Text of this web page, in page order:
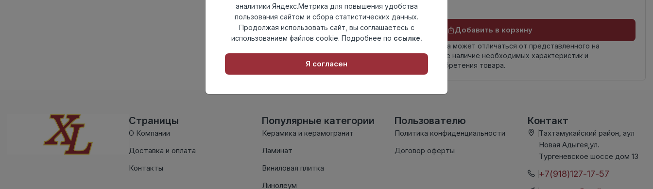
44 шт
Добавить в корзину
Внимание! Внешний вид товара может отличаться от представленного на
настоящем сайте. Проверяйте наличие необходимых характеристик и
комплектации в момент приобретения товара.
Страницы
О Компании
Доставка и оплата
Контакты
Популярные категории
Керамика и керамогранит
Ламинат
Виниловая плитка
Линолеум
Пользователю
Политика конфиденциальности
Договор оферты
Контакт
Тахтамукайский район, аул
Новая Адыгея,ул.
Тургеневское шоссе дом 13
+7(918)127-17-57
аналитики Яндекс.Метрика для повышения удобства
пользования сайтом и сбора статистических данных.
Продолжая использовать сайт, вы соглашаетесь с
использованием файлов cookie. Подробнее по ссылке.
Я согласен